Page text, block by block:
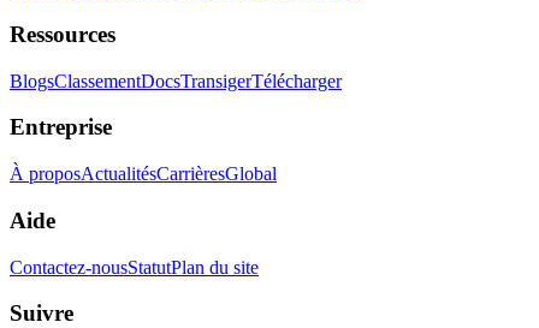
Ressources
BlogsClassementDocsTransigerTélécharger
Entreprise
À proposActualitésCarrièresGlobal
Aide
Contactez-nousStatutPlan du site
Suivre